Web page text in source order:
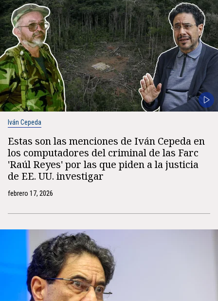
Iván Cepeda
Estas son las menciones de Iván Cepeda en
los computadores del criminal de las Farc
'Raúl Reyes' por las que piden a la justicia
de EE. UU. investigar
febrero 17, 2026